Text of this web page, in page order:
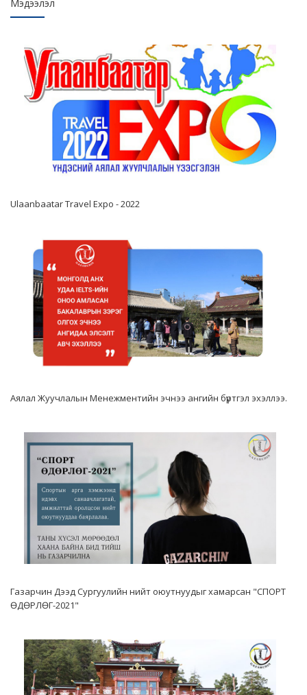
Мэдээлэл
Ulaanbaatar Travel Expo - 2022
Аялал Жуучлалын Менежментийн эчнээ ангийн бүртгэл эхэллээ.
Газарчин Дээд Сургуулийн нийт оюутнуудыг хамарсан "СПОРТ
ӨДӨРЛӨГ-2021"